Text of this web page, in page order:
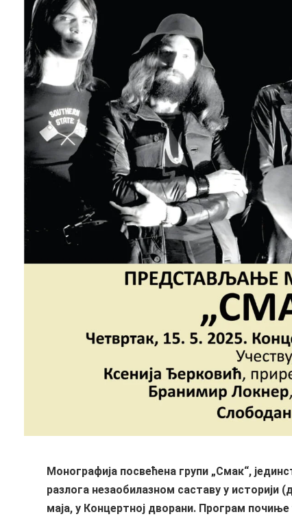
Монографија посвећена групи „Смак“,
разлога незаобилазном саставу у
маја, у Концертној дворани. Програм почиње